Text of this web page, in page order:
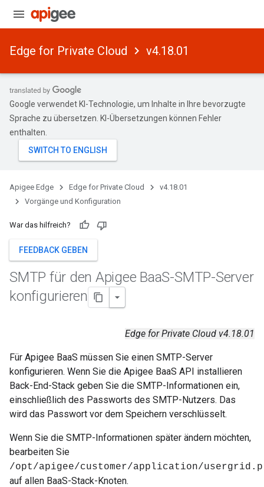
Edge for Private Cloud v4.18.01
Google verwendet KI-Technologie, um Inhalte in Ihre bevorzugte
Sprache zu übersetzen. KI-Übersetzungen können Fehler
enthalten.
Apigee Edge Edge for Private Cloud
v4.18.01
Vorgänge und Konfiguration
War das hilfreich?
FEEDBACK GEBEN
SMTP für den Apigee BaaS-SMTP-Server
konfigurieren
Edge for Private Cloud v4.18.01
Für Apigee BaaS müssen Sie einen SMTP-Server
konfigurieren. Wenn Sie die Apigee BaaS API installieren
Back-End-Stack geben Sie die SMTP-Informationen ein,
einschließlich des Passworts des SMTP-Nutzers. Das
wird das Passwort vor dem Speichern verschlüsselt.
Wenn Sie die SMTP-Informationen später ändern möchten,
bearbeiten Sie
/opt/apigee/customer/application/
auf allen BaaS-Stack-Knoten.